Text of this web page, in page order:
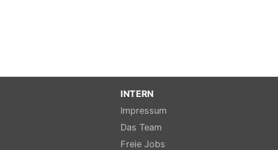
INTERN
Impressum
Das Team
Freie Jobs